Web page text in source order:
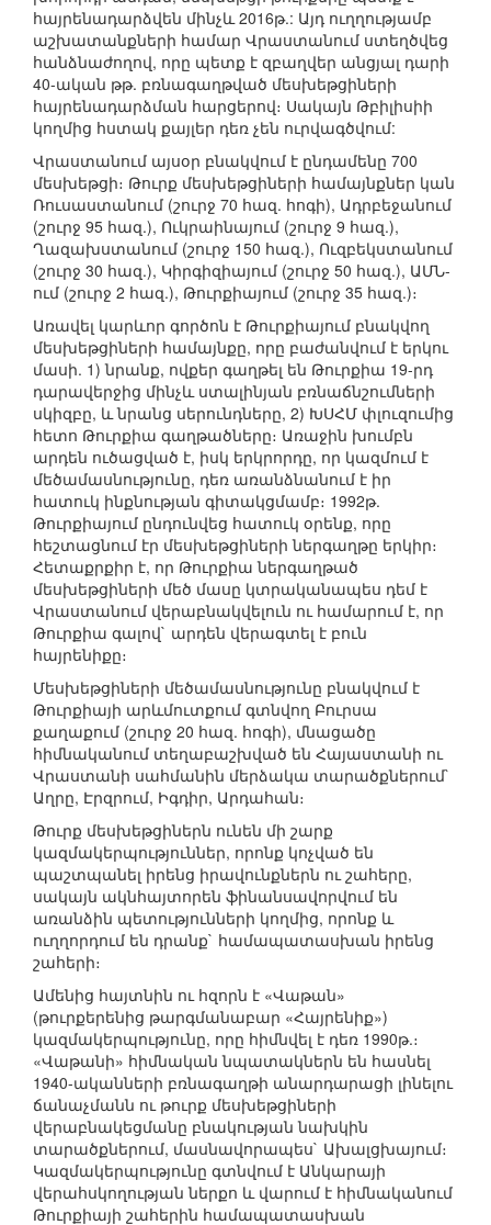
հայրենադարձվեն մինչև 2016թ.: Այդ ուղղությամբ
աշխատանքների համար Վրաստանում ստեղծվեց
հանձնաժողով, որը պետք է զբաղվեր անցյալ դարի
40-ական թթ. բռնագաղթված մեսխեթցիների
հայրենադարձման հարցերով։ Սակայն Թբիլիսիի
կողմից հստակ քայլեր դեռ չեն ուրվագծվում:
Վրաստանում այսօր բնակվում է ընդամենը 700
մեսխեթցի։ Թուրք մեսխեթցիների համայնքներ կան
Ռուսաստանում (շուրջ 70 հազ. հոգի), Ադրբեջանում
(շուրջ 95 հազ.), Ուկրաինայում (շուրջ 9 հազ.),
Ղազախստանում (շուրջ 150 հազ.), Ուզբեկստանում
(շուրջ 30 հազ.), Կիրգիզիայում (շուրջ 50 հազ.), ԱՄՆ-
ում (շուրջ 2 հազ.), Թուրքիայում (շուրջ 35 հազ.)։
Առավել կարևոր գործոն է Թուրքիայում բնակվող
մեսխեթցիների համայնքը, որը բաժանվում է երկու
մասի. 1) նրանք, ովքեր գաղթել են Թուրքիա 19-րդ
դարավերջից մինչև ստալինյան բռնաճնշումների
սկիզբը, և նրանց սերունդները, 2) ԽՍՀՄ փլուզումից
հետո Թուրքիա գաղթածները։ Առաջին խումբն
արդեն ուծացված է, իսկ երկրորդը, որ կազմում է
մեծամասնությունը, դեռ առանձնանում է իր
հատուկ ինքնության գիտակցմամբ։ 1992թ.
Թուրքիայում ընդունվեց հատուկ օրենք, որը
հեշտացնում էր մեսխեթցիների ներգաղթը երկիր։
Հետաքրքիր է, որ Թուրքիա ներգաղթած
մեսխեթցիների մեծ մասը կտրականապես դեմ է
Վրաստանում վերաբնակվելուն ու համարում է, որ
Թուրքիա գալով` արդեն վերագտել է բուն
հայրենիքը։
Մեսխեթցիների մեծամասնությունը բնակվում է
Թուրքիայի արևմուտքում գտնվող Բուրսա
քաղաքում (շուրջ 20 հազ. հոգի), մնացածը
հիմնականում տեղաբաշխված են Հայաստանի ու
Վրաստանի սահմանին մերձակա տարածքներում`
Աղրը, Էրզրում, Իգդիր, Արդահան։
Թուրք մեսխեթցիներն ունեն մի շարք
կազմակերպություններ, որոնք կոչված են
պաշտպանել իրենց իրավունքներն ու շահերը,
սակայն ակնհայտորեն ֆինանսավորվում են
առանձին պետությունների կողմից, որոնք և
ուղղորդում են դրանք` համապատասխան իրենց
շահերի։
Ամենից հայտնին ու հզորն է «Վաթան»
(թուրքերենից թարգմանաբար «Հայրենիք»)
կազմակերպությունը, որը հիմնվել է դեռ 1990թ.։
«Վաթանի» հիմնական նպատակներն են հասնել
1940-ականների բռնագաղթի անարդարացի լինելու
ճանաչմանն ու թուրք մեսխեթցիների
վերաբնակեցմանը բնակության նախկին
տարածքներում, մասնավորապես` Ախալցխայում։
Կազմակերպությունը գտնվում է Անկարայի
վերահսկողության ներքո և վարում է հիմնականում
Թուրքիայի շահերին համապատասխան